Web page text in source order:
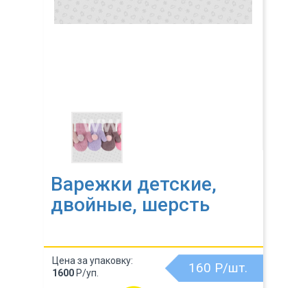
Варежки детские,
двойные, шерсть
160 Р/шт.
Цена за упаковку:
1600 Р/уп.